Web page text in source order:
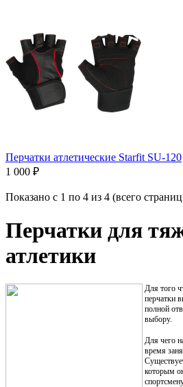
Перчатки атлетические Starfit SU-120
1 000 ₽
Показано с 1 по 4 из 4 (всего
Перчатки для
атлетики
Для того
перчатки
полной
выбору.
Для чего
время
которым